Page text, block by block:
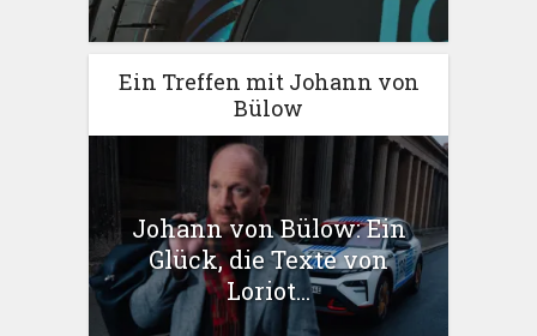
Ein Treffen mit Johann von
Bülow
Johann von Bülow: Ein
Glück, die Texte von
Loriot...